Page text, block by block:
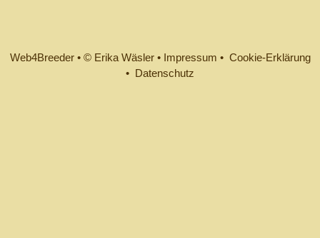
Web4Breeder• © Erika Wäsler• Impressum • Cookie-Erklärung
• Datenschutz